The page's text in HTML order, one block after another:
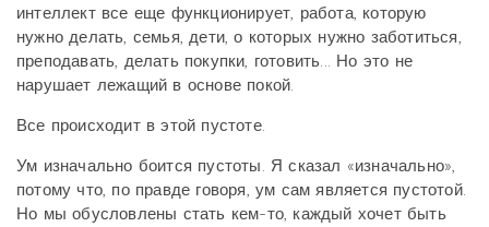
интеллект все еще функционирует, работа, которую
нужно делать, семья, дети, о которых нужно заботиться,
преподавать, делать покупки, готовить... Но это не
нарушает лежащий в основе покой.
Все происходит в этой пустоте.
Ум изначально боится пустоты. Я сказал «изначально»,
потому что, по правде говоря, ум сам является пустотой.
Но мы обусловлены стать кем-то, каждый хочет быть